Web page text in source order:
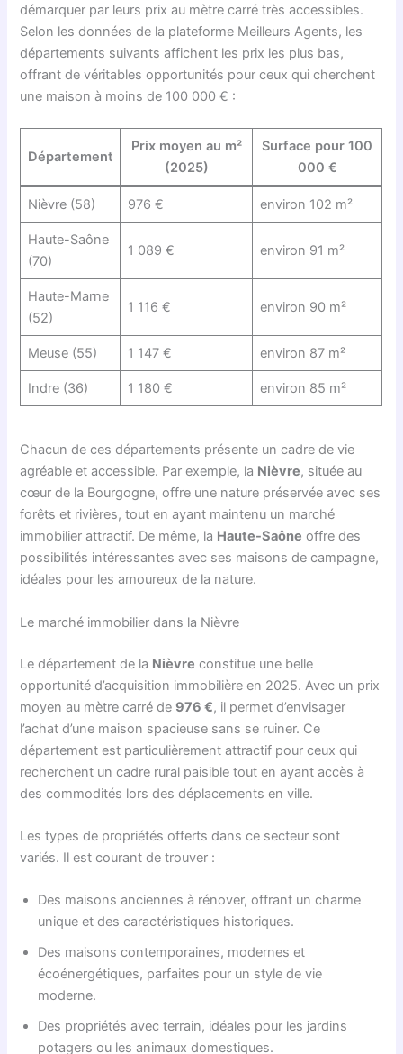
démarquer par leurs prix au mètre carré très accessibles.
Selon les données de la plateforme Meilleurs Agents, les
départements suivants affichent les prix les plus bas,
offrant de véritables opportunités pour ceux qui cherchent
une maison à moins de 100 000 € :
Département
Prix moyen au m²
(2025)
Surface pour 100
000 €
Nièvre (58) 976 € environ 102 m²
Haute-Saône
(70)
1 089 € environ 91 m²
Haute-Marne
(52)
1 116 € environ 90 m²
Meuse (55) 1 147 € environ 87 m²
Indre (36) 1 180 € environ 85 m²
Chacun de ces départements présente un cadre de vie
agréable et accessible. Par exemple, la Nièvre, située au
cœur de la Bourgogne, offre une nature préservée avec ses
forêts et rivières, tout en ayant maintenu un marché
immobilier attractif. De même, la Haute-Saône offre des
possibilités intéressantes avec ses maisons de campagne,
idéales pour les amoureux de la nature.
Le marché immobilier dans la Nièvre
Le département de la Nièvre constitue une belle
opportunité d’acquisition immobilière en 2025. Avec un prix
moyen au mètre carré de 976 €, il permet d’envisager
l’achat d’une maison spacieuse sans se ruiner. Ce
département est particulièrement attractif pour ceux qui
recherchent un cadre rural paisible tout en ayant accès à
des commodités lors des déplacements en ville.
Les types de propriétés offerts dans ce secteur sont
variés. Il est courant de trouver :
Des maisons anciennes à rénover, offrant un charme
unique et des caractéristiques historiques.
Des maisons contemporaines, modernes et
écoénergétiques, parfaites pour un style de vie
moderne.
Des propriétés avec terrain, idéales pour les jardins
potagers ou les animaux domestiques.